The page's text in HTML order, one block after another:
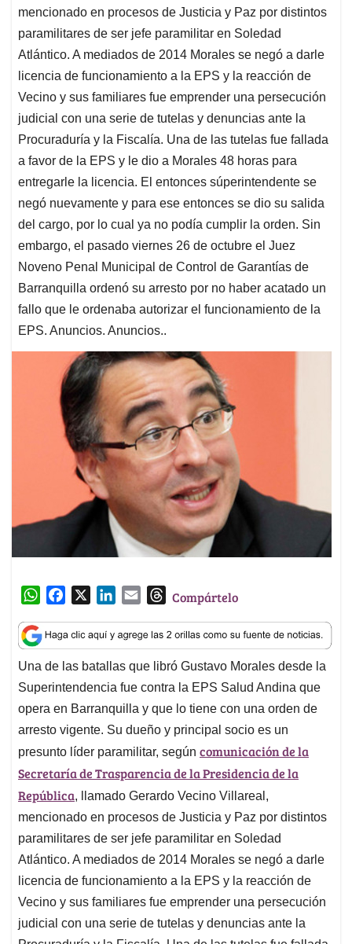
mencionado en procesos de Justicia y Paz por distintos
paramilitares de ser jefe paramilitar en Soledad
Atlántico. A mediados de 2014 Morales se negó a darle
licencia de funcionamiento a la EPS y la reacción de
Vecino y sus familiares fue emprender una persecución
judicial con una serie de tutelas y denuncias ante la
Procuraduría y la Fiscalía. Una de las tutelas fue fallada
a favor de la EPS y le dio a Morales 48 horas para
entregarle la licencia. El entonces súperintendente se
negó nuevamente y para ese entonces se dio su salida
del cargo, por lo cual ya no podía cumplir la orden. Sin
embargo, el pasado viernes 26 de octubre el Juez
Noveno Penal Municipal de Control de Garantías de
Barranquilla ordenó su arresto por no haber acatado un
fallo que le ordenaba autorizar el funcionamiento de la
EPS. Anuncios. Anuncios..
W
a
t
s
A
p
p
c
e
b
o
o
k
n
k
e
d
I
n
a
i
l
T
r
e
a
d
s
Compártelo
Una de las batallas que libró Gustavo Morales desde la
Superintendencia fue contra la EPS Salud Andina que
opera en Barranquilla y que lo tiene con una orden de
arresto vigente. Su dueño y principal socio es un
presunto líder paramilitar, según comunicación de la
Secretaría de Trasparencia de la Presidencia de la
República, llamado Gerardo Vecino Villareal,
mencionado en procesos de Justicia y Paz por distintos
paramilitares de ser jefe paramilitar en Soledad
Atlántico. A mediados de 2014 Morales se negó a darle
licencia de funcionamiento a la EPS y la reacción de
Vecino y sus familiares fue emprender una persecución
judicial con una serie de tutelas y denuncias ante la